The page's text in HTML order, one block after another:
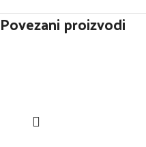
Povezani proizvodi